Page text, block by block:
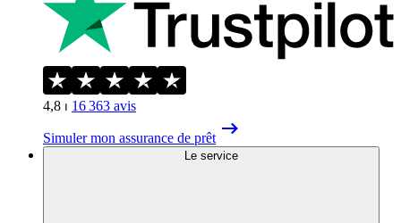
4,8 ⏐ 16 363 avis
Simuler mon assurance de prêt
Le service